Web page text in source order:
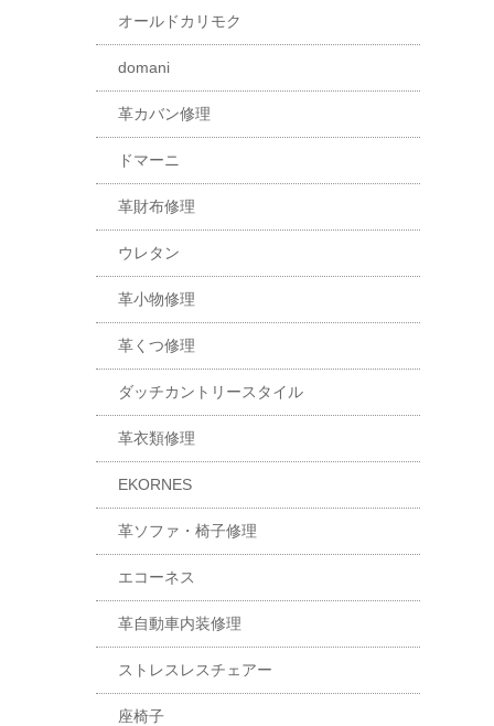
オールドカリモク
domani
革カバン修理
ドマーニ
革財布修理
ウレタン
革小物修理
革くつ修理
ダッチカントリースタイル
革衣類修理
EKORNES
革ソファ・椅子修理
エコーネス
革自動車内装修理
ストレスレスチェアー
座椅子